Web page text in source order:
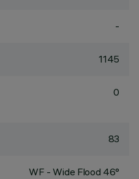
-
1145
0
83
WF - Wide Flood 46°